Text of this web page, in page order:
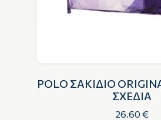
POLO ΣΑΚΙΔΙΟ
ΣΧΕΔΙΑ
26.60 €